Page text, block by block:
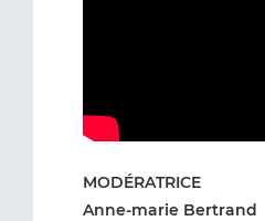
MODÉRATRICE
Anne-marie Bertrand